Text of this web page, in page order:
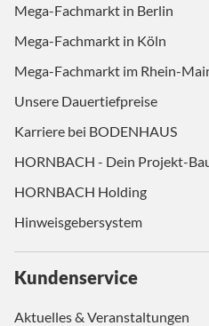
Mega-Fachmarkt in Berlin
Mega-Fachmarkt in Köln
Mega-Fachmarkt im Rhein-
Unsere Dauertiefpreise
Karriere bei BODENHAUS
HORNBACH - Dein Projekt-
HORNBACH Holding
Hinweisgebersystem
Kundenservice
Aktuelles & Veranstaltungen